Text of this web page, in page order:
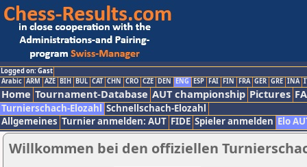
Logged on: Gast
Arabic ARM AZE BIH BUL CAT CHN CRO CZE DEN ENG ESP FAI FIN FRA GER GRE INA
Home Tournament-Database AUT championship Pictures
Turnierschach-Elozahl Schnellschach-Elozahl
Allgemeines Turnier anmelden: AUT FIDE Spieler anmelden Elo
Willkommen bei den offiziellen